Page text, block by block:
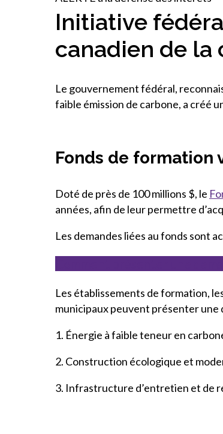
Initiative
canadien de
Le gouvernement fédéral,
faible émission de carbone, a créé
Fonds de formation
Doté de près de 100 millions $, le
années, afin de leur permettre
Les demandes liées au fonds sont
Les établissements de formation,
municipaux peuvent présenter une
1. Énergie à faible teneur en
2. Construction écologique et
3. Infrastructure d’entretien et de